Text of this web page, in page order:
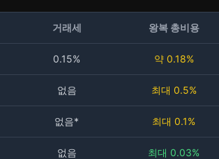
거래세 왕복 총비용
0.15% 약 0.18%
없음 최대 0.5%
없음* 최대 0.1%
없음 최대 0.03%